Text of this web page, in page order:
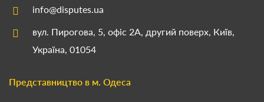
info@disputes.ua
вул. Пирогова, 5, офіс 2А, другий поверх, Київ,
Україна, 01054
Представництво в м. Одеса